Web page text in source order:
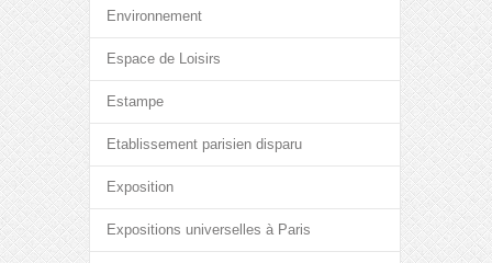
Environnement
Espace de Loisirs
Estampe
Etablissement parisien disparu
Exposition
Expositions universelles à Paris